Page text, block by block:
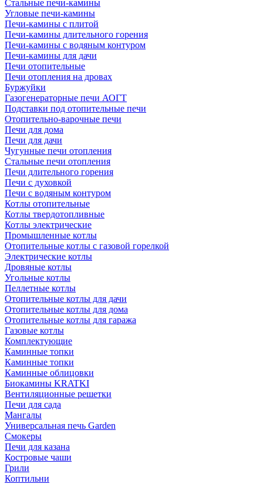
Стальные печи-камины
Угловые печи-камины
Печи-камины с плитой
Печи-камины длительного горения
Печи-камины с водяным контуром
Печи-камины для дачи
Печи отопительные
Печи отопления на дровах
Буржуйки
Газогенераторные печи АОГТ
Подставки под отопительные печи
Отопительно-варочные печи
Печи для дома
Печи для дачи
Чугунные печи отопления
Стальные печи отопления
Печи длительного горения
Печи с духовкой
Печи с водяным контуром
Котлы отопительные
Котлы твердотопливные
Котлы электрические
Промышленные котлы
Отопительные котлы с газовой горелкой
Электрические котлы
Дровяные котлы
Угольные котлы
Пеллетные котлы
Отопительные котлы для дачи
Отопительные котлы для дома
Отопительные котлы для гаража
Газовые котлы
Комплектующие
Каминные топки
Каминные топки
Каминные облицовки
Биокамины KRATKI
Вентиляционные решетки
Печи для сада
Мангалы
Универсальная печь Garden
Смокеры
Печи для казана
Костровые чаши
Грили
Коптильни